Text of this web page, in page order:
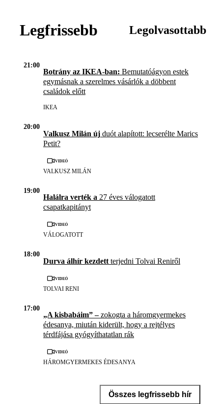
Legfrissebb Legolvasottabb
21:00
Botrány az IKEA-ban: Bemutatóágyon estek
egymásnak a szerelmes vásárlók a döbbent
családok előtt
IKEA
20:00
Valkusz Milán új duót alapított: lecserélte Marics
Petit?
Videó
VALKUSZ MILÁN
19:00
Halálra verték a 27 éves válogatott
csapatkapitányt
Videó
VÁLOGATOTT
18:00
Durva álhír kezdett terjedni Tolvai Reniről
Videó
TOLVAI RENI
17:00
„A kisbabáim” –zokogta a háromgyermekes
édesanya, miután kiderült, hogy a rejtélyes
térdfájása gyógyíthatatlan rák
Videó
HÁROMGYERMEKES ÉDESANYA
Összes legfrissebb hír